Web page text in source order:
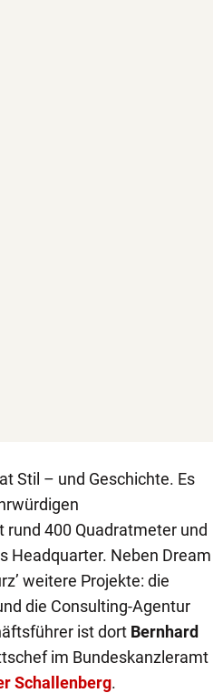
Stil – und Geschichte. Es
rund 400 Quadratmeter und
Headquarter. Neben Dream
weitere Projekte: die
die Consulting-Agentur
ist dort Bernhard
im Bundeskanzleramt
Schallenberg.